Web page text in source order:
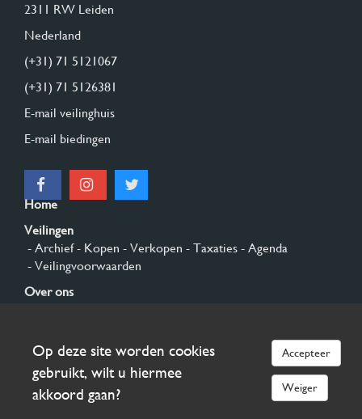
2311 RW Leiden
Nederland
(+31) 71 5121067
(+31) 71 5126381
E-mail veilinghuis
E-mail biedingen
Home
Veilingen
- Archief- Kopen - Verkopen - Taxaties - Agenda
- Veilingvoorwaarden
Over ons
Aanmelden
Op deze site worden cookies
gebruikt, wilt u hiermee
akkoord gaan?
Accepteer
Weiger